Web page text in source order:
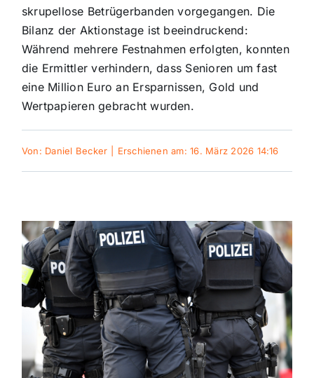
Mein Stadtteil
Polizeimeldungen
Gewinnspiele
skrupellose Betrügerbanden vorgegangen. Die
Bilanz der Aktionstage ist beeindruckend:
Während mehrere Festnahmen erfolgten, konnten
die Ermittler verhindern, dass Senioren um fast
eine Million Euro an Ersparnissen, Gold und
Wertpapieren gebracht wurden.
Von: Daniel Becker Erschienen am: 16. März 2026 14:16